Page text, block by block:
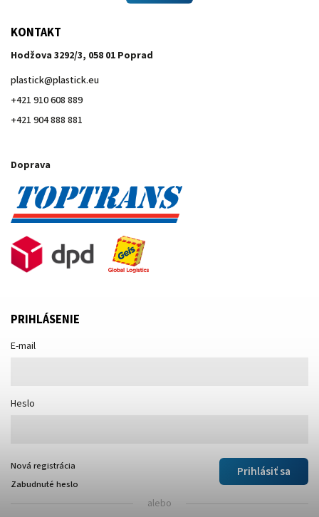
KONTAKT
Hodžova 3292/3, 058 01 Poprad
plastick@plastick.eu
+421 910 608 889
+421 904 888 881
Doprava
PRIHLÁSENIE
E-mail
Heslo
Prihlásiť sa
Nová registrácia
Zabudnuté heslo
alebo